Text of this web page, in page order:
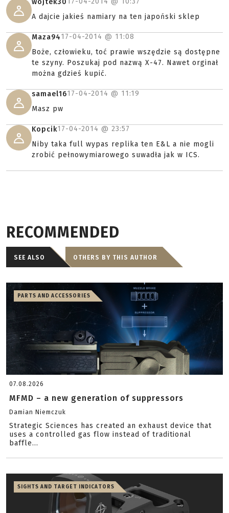
wojtek30
A dajcie jakieś namiary na ten japoński sklep
Maza9417-04-2014 @ 11:08
Boże, człowieku, toć prawie wszędzie są dostępne
te szyny. Poszukaj pod nazwą X-47. Nawet orginał
można gdzieś kupić.
samael1617-04-2014 @ 11:19
Masz pw
Kopcik17-04-2014 @ 23:57
Niby taka full wypas replika ten E&L a nie mogli
zrobić pełnowymiarowego suwadła jak w ICS.
RECOMMENDED
SEE ALSO OTHERS BY THIS AUTHOR
PARTS AND ACCESSORIES
07.08.2026
MFMD – a new generation of suppressors
Damian Niemczuk
Strategic Sciences has created an exhaust device that
uses a controlled gas flow instead of traditional
baffle...
SIGHTS AND TARGET INDICATORS